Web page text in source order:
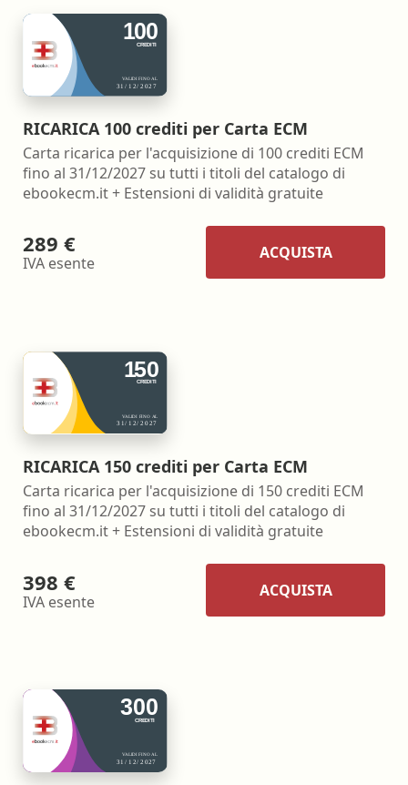
RICARICA 100 crediti per Carta ECM
Carta ricarica per l'acquisizione di 100 crediti ECM
fino al 31/12/2027 su tutti i titoli del catalogo di
ebookecm.it + Estensioni di validità gratuite
289 €
IVA esente
ACQUISTA
RICARICA 150 crediti per Carta ECM
Carta ricarica per l'acquisizione di 150 crediti ECM
fino al 31/12/2027 su tutti i titoli del catalogo di
ebookecm.it + Estensioni di validità gratuite
398 €
IVA esente
ACQUISTA